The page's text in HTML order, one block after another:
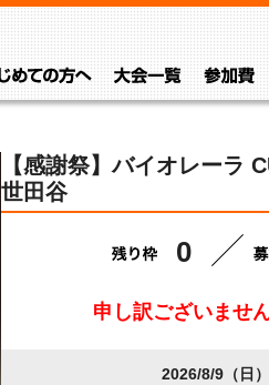
はじめて
大
【感謝祭】バイオレーラ
世田谷
0
申し訳ございませ
2026/8/9（日）